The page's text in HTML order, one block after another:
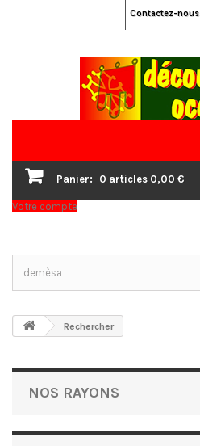
Contactez-nous
Panier: 0 articles 0,00 €
Votre compte
Rechercher
NOS RAYONS